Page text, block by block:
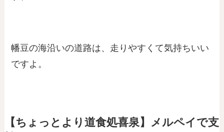
幡豆の海沿いの道路は、走りやすくて気持ちいい
ですよ。
【ちょっとより道食処喜泉】メルペイで支